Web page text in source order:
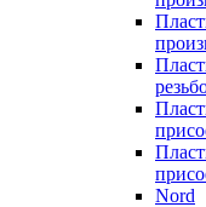
Nord